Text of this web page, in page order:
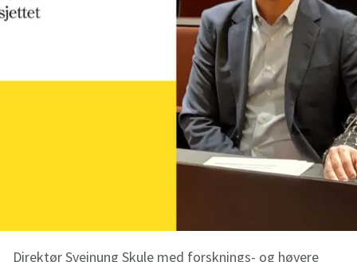
Direktør Sveinung Skule med forsknings- og høyere